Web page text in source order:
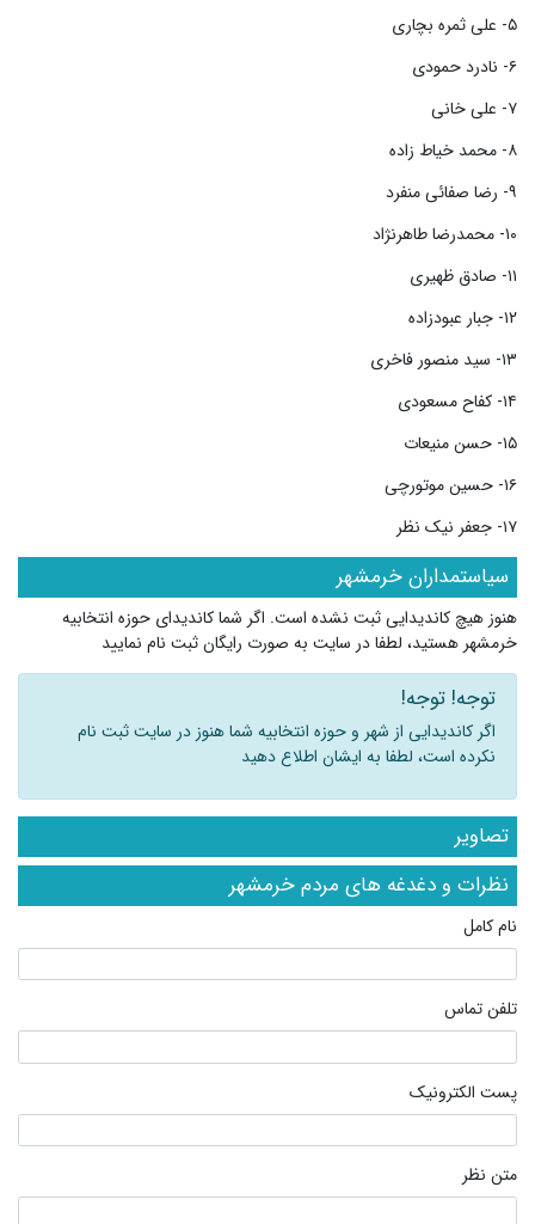
۵- علی ثمره بچاری
۶- نادرد حمودی
۷- علی خانی
۸- محمد خیاط زاده
۹- رضا صفائی منفرد
۱۰- محمدرضا طاهرنژاد
۱۱- صادق ظهیری
۱۲- جبار عبودزاده
۱۳- سید منصور فاخری
۱۴- کفاح مسعودی
۱۵- حسن منیعات
۱۶- حسین موتورچی
۱۷- جعفر نیک نظر
سیاستمداران خرمشهر
هنوز هیچ کاندیدایی ثبت نشده است. اگر شما کاندیدای حوزه انتخابیه
خرمشهر هستید، لطفا در سایت به صورت رایگان ثبت نام نمایید
توجه! توجه!
اگر کاندیدایی از شهر و حوزه انتخابیه شما هنوز در سایت ثبت نام
نکرده است، لطفا به ایشان اطلاع دهید
تصاویر
نظرات و دغدغه های مردم خرمشهر
نام کامل
تلفن تماس
پست الکترونیک
متن نظر